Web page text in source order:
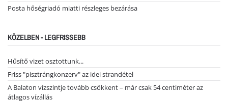
Posta hőségriadó miatti részleges bezárása
KÖZELBEN - LEGFRISSEBB
Hűsítő vizet osztottunk...
Friss "pisztrángkonzerv" az idei strandétel
A Balaton vízszintje tovább csökkent – már csak 54 centiméter az
átlagos vízállás